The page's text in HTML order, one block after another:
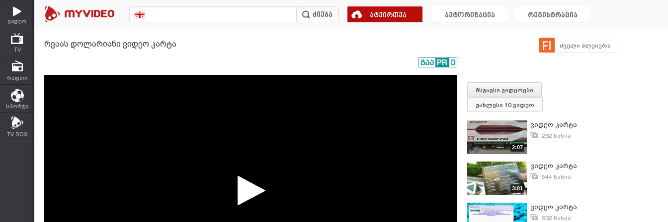
ვიდეო
TV
რადიო
სპორტი
TV BOX
ატვირთვა ავტორიზაცია რეგისტრაცია
რვაას დოლარიანი ვიდეო კარტა ძველი პლეიერი
მსგავსი ვიდეოები
უახლესი 10 ვიდეო
2:07
ვიდეო კარტა
262 ნახვა
3:01
ვიდეო კარტა
544 ნახვა
ვიდეო კარტა
902 ნახვა